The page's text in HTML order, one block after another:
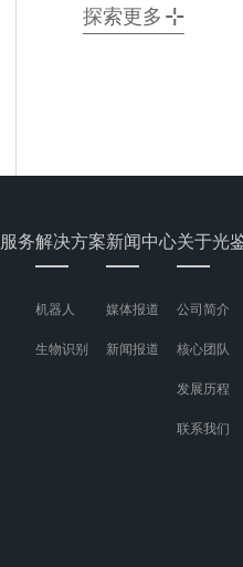
内部集成加密芯片
探索更多
务解决方案
机器人
生物识别
新闻中心
媒体报道
新闻报道
关于光
公司简介
核心团队
发展历程
联系我们